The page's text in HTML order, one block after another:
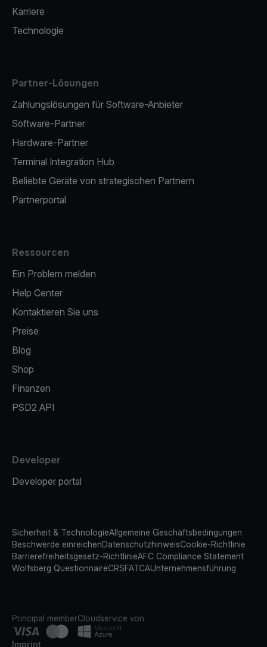
Karriere
Technologie
Partner-Lösungen
Zahlungslösungen für Software-Anbieter
Software-Partner
Hardware-Partner
Terminal Integration Hub
Beliebte Geräte von strategischen Partnern
Partnerportal
Ressourcen
Ein Problem melden
Help Center
Kontaktieren Sie uns
Preise
Blog
Shop
Finanzen
PSD2 API
Developer
Developer portal
Sicherheit & TechnologieAllgemeine Geschäftsbedingungen
Beschwerde einreichenDatenschutzhinweisCookie-Richtlinie
Barrierefreiheitsgesetz-RichtlinieAFC Compliance Statement
Wolfsberg QuestionnaireCRSFATCAUnternehmensführung
Principal memberCloudservice von
Imprint